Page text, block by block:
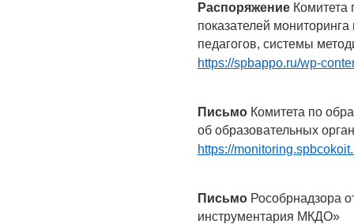
Распоряжение
показателей
педагогов, системы
https://spbappo.ru/wp-
Письмо Комитета по
об образовательных
https://
Письмо Рособрнадзора
инструментария МКДО»